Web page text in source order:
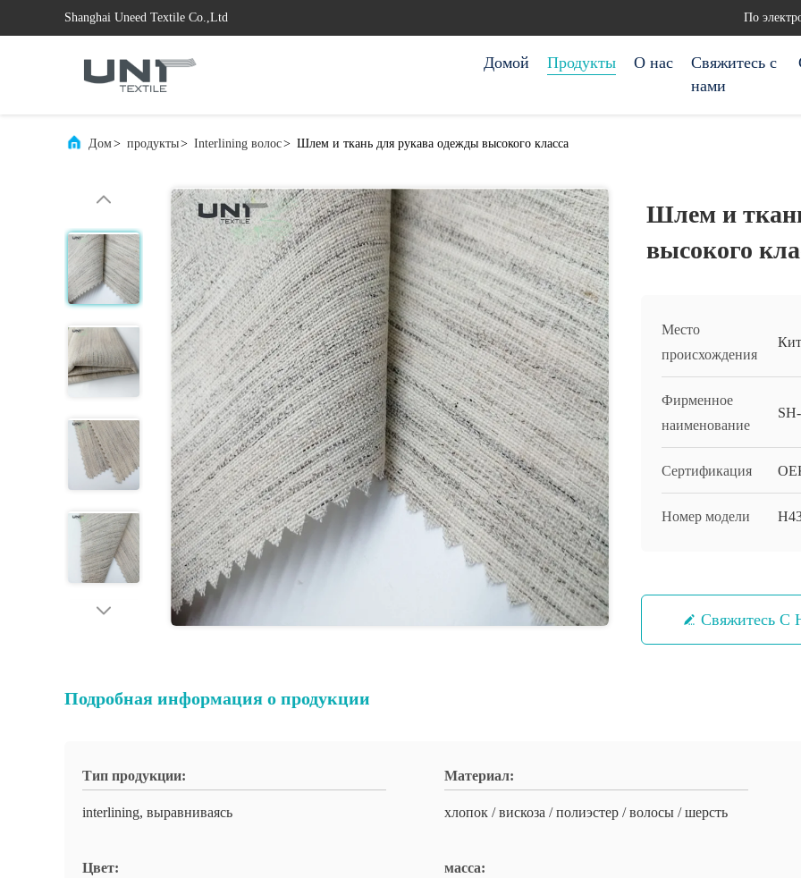
Shanghai Uneed Textile Co.,Ltd По
Домой Продукты О нас
Свяжитесь с
нами
Дом> продукты> Interlining волос> Шлем и ткань для рукава одежды высокого класса
Шлем и
высокого
Место
происхождения
Фирменное
наименование
Сертификация
Номер модели
Свяжитесь С
Подробная информация о продукции
Тип продукции:
interlining, выравниваясь
Материал:
хлопок / вискоза / полиэстер / волосы / шерсть
Цвет: масса: